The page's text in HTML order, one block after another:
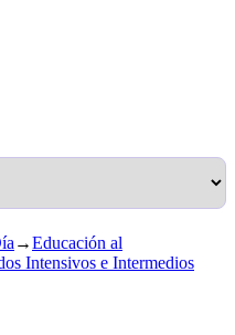
→Educación al
Intensivos e Intermedios